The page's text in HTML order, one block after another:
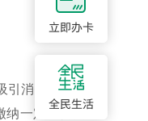
引消费者、商
纳一定比例费